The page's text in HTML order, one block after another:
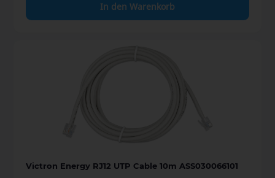
In den Warenkorb
Victron Energy RJ12 UTP Cable 10m ASS030066101